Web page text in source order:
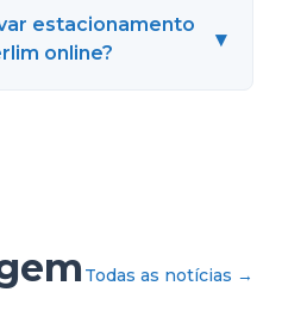
estacionamento
online?
▾
Todas as notícias →